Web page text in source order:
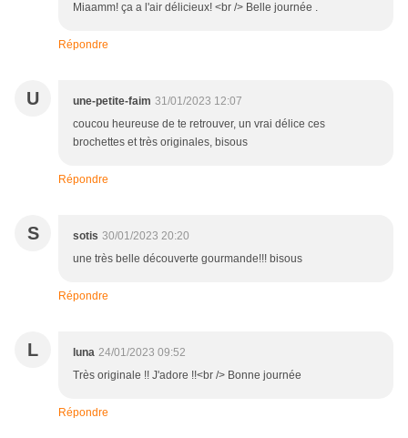
Miaamm! ça a l'air délicieux! <br /> Belle journée .
Répondre
U une-petite-faim 31/01/2023 12:07
coucou heureuse de te retrouver, un vrai délice ces
brochettes et très originales, bisous
Répondre
S sotis 30/01/2023 20:20
une très belle découverte gourmande!!! bisous
Répondre
L luna 24/01/2023 09:52
Très originale !! J'adore !!<br /> Bonne journée
Répondre